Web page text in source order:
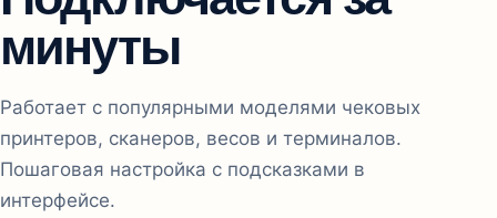
минуты
Работает с популярными моделями чековых
принтеров, сканеров, весов и терминалов.
Пошаговая настройка с подсказками в
интерфейсе.